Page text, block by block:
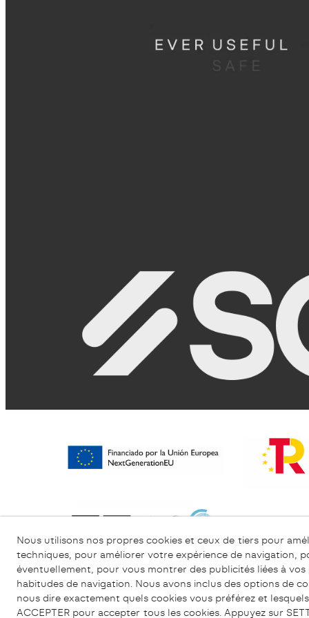
Politique de Confidentialité Politique de
Nous utilisons nos propres cookies et ceux de tiers pour
techniques, pour améliorer votre expérience de navigation,
éventuellement, pour vous montrer des publicités liées à
habitudes de navigation. Nous avons inclus des options de
nous dire exactement quels cookies vous préférez et
ACCEPTER pour accepter tous les cookies. Appuyez sur